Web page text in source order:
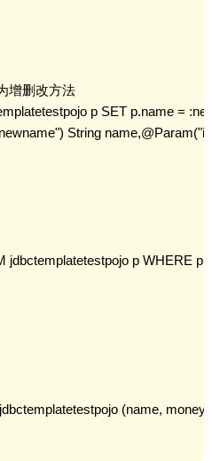
增删改方法
p SET p.name =
String name,@Param("id")
p WHERE p.id
(name,